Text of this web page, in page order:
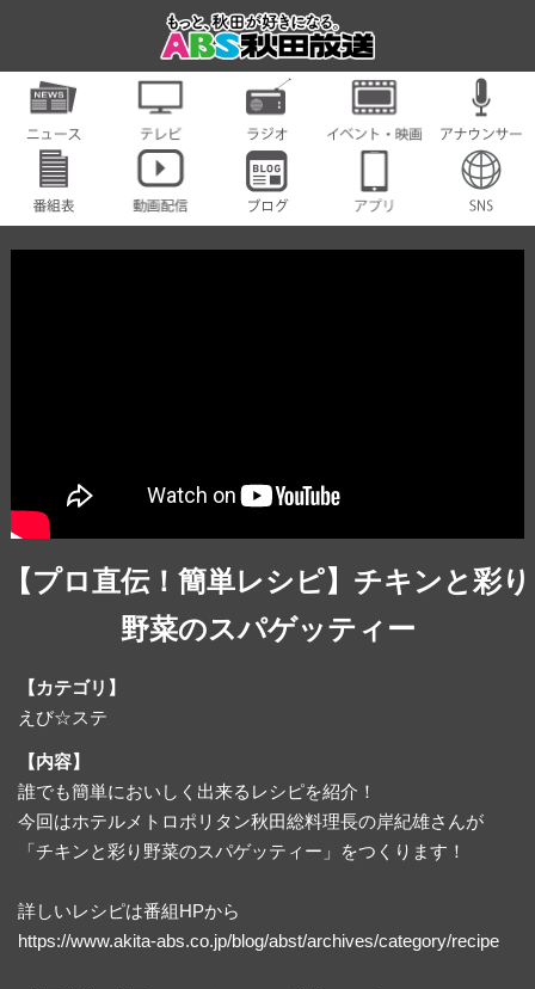
【プロ直伝！簡単レシピ】チキンと彩り
野菜のスパゲッティー
【カテゴリ】
えび☆ステ
【内容】
誰でも簡単においしく出来るレシピを紹介！
今回はホテルメトロポリタン秋田総料理長の岸紀雄さんが
「チキンと彩り野菜のスパゲッティー」をつくります！
詳しいレシピは番組HPから
https://www.akita-abs.co.jp/blog/abst/archives/category/recipe